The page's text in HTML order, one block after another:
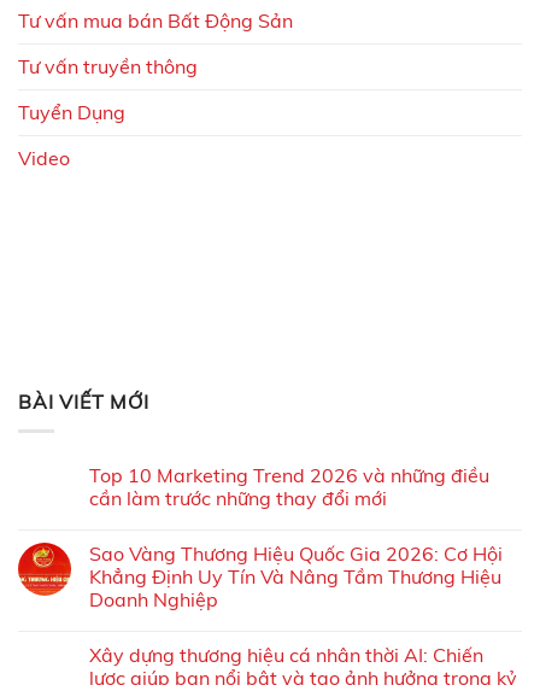
Tư vấn mua bán Bất Động Sản
Tư vấn truyền thông
Tuyển Dụng
Video
BÀI VIẾT MỚI
Top 10 Marketing Trend 2026 và những điều
cần làm trước những thay đổi mới
Sao Vàng Thương Hiệu Quốc Gia 2026: Cơ Hội
Khẳng Định Uy Tín Và Nâng Tầm Thương Hiệu
Doanh Nghiệp
Xây dựng thương hiệu cá nhân thời AI: Chiến
lược giúp bạn nổi bật và tạo ảnh hưởng trong kỷ